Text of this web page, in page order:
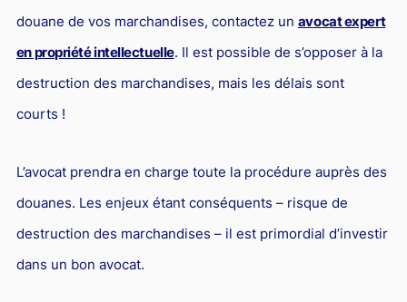
douane de vos marchandises, contactez un avocat expert
en propriété intellectuelle. Il est possible de s’opposer à la
destruction des marchandises, mais les délais sont
courts !
L’avocat prendra en charge toute la procédure auprès des
douanes. Les enjeux étant conséquents – risque de
destruction des marchandises – il est primordial d’investir
dans un bon avocat.